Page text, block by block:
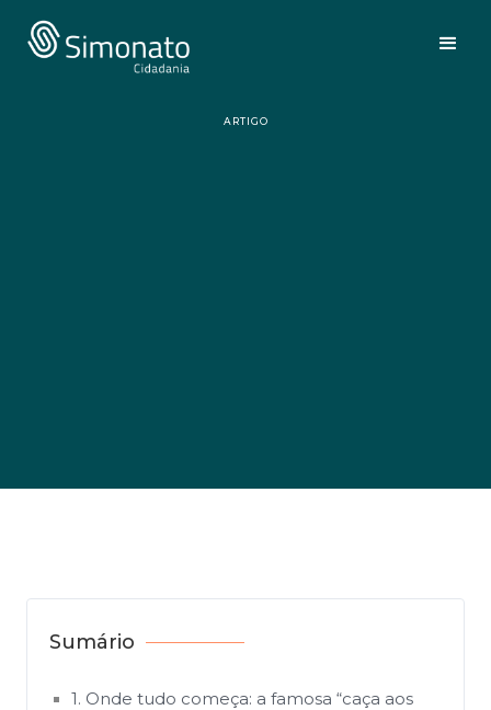
ARTIGO
Sumário
1. Onde tudo começa: a famosa “caça aos